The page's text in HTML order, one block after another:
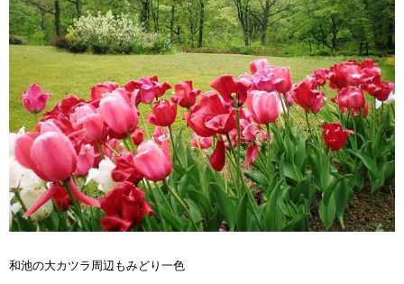
和池の大カツラ周辺もみどり一色